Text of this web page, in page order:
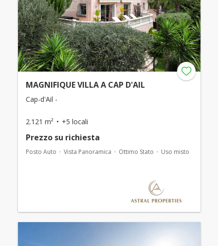
MAGNIFIQUE VILLA A CAP D'AIL
Cap-d'Ail -
2.121 m² +5 locali
Prezzo su richiesta
Posto Auto Vista Panoramica Ottimo Stato Uso misto